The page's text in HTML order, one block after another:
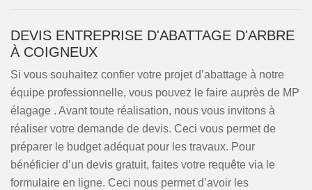
DEVIS ENTREPRISE D'ABATTAGE D'ARBRE
À COIGNEUX
Si vous souhaitez confier votre projet d’abattage à notre
équipe professionnelle, vous pouvez le faire auprès de MP
élagage . Avant toute réalisation, nous vous invitons à
réaliser votre demande de devis. Ceci vous permet de
préparer le budget adéquat pour les travaux. Pour
bénéficier d’un devis gratuit, faites votre requête via le
formulaire en ligne. Ceci nous permet d’avoir les